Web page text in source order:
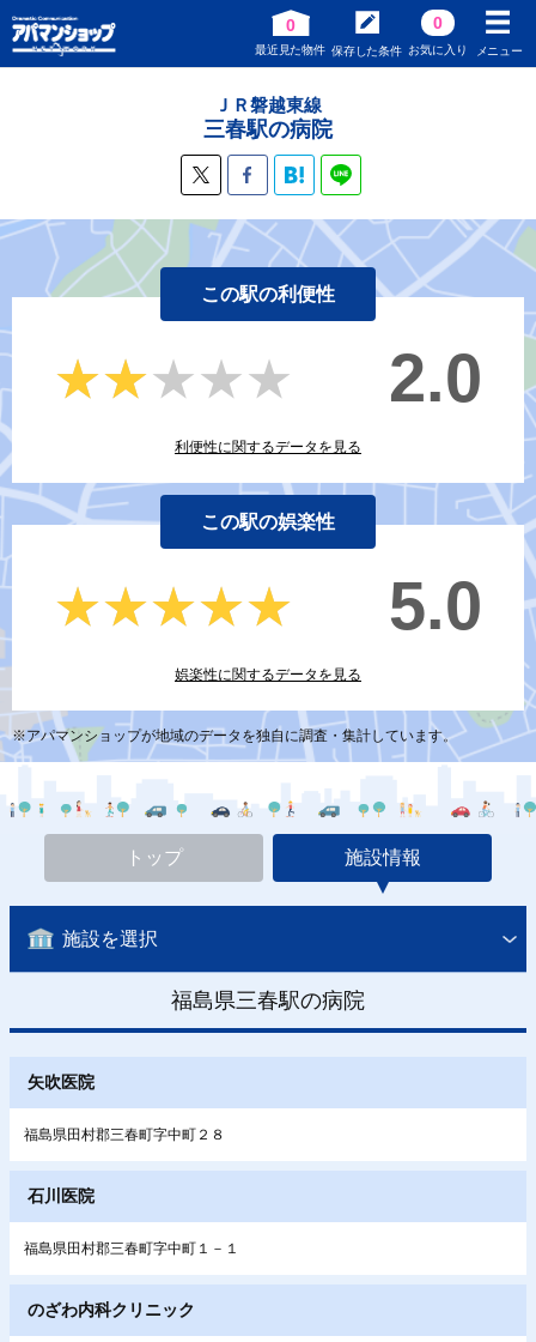
0
最近見た物件 保存した条件
0
お気に入り メニュー
ＪＲ磐越東線
三春駅の病院
この駅の利便性
★★★★★
★★★★★ 2.0
利便性に関するデータを見る
この駅の娯楽性
★★★★★
★★★★★ 5.0
娯楽性に関するデータを見る
※アパマンショップが地域のデータを独自に調査・集計しています。
トップ 施設情報
施設を選択
福島県三春駅の病院
矢吹医院
福島県田村郡三春町字中町２８
石川医院
福島県田村郡三春町字中町１－１
のざわ内科クリニック